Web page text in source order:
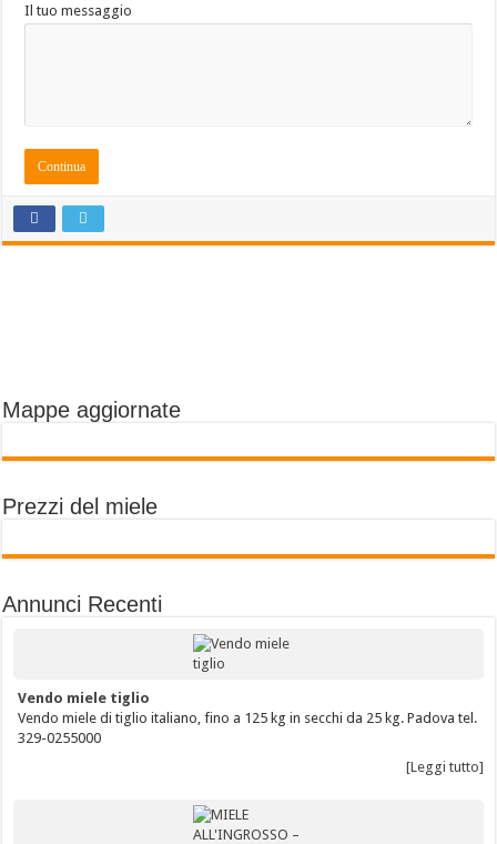
Il tuo messaggio
Mappe aggiornate
Prezzi del miele
Annunci Recenti
Vendo miele tiglio
Vendo miele di tiglio italiano, fino a 125 kg in secchi da 25 kg. Padova tel.
329-0255000
[Leggi tutto]